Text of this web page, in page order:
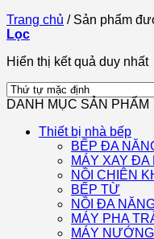
Trang chủ /Sản phẩm
Lọc
Hiển thị kết quả duy nhất
DANH MỤC SẢN PHẨM
Thiết bị nhà bếp
BẾP ĐA
MÁY XAY ĐA
NỒI CHIÊN
BẾP TỪ
NỒI ĐA
MÁY PHA
MÁY NƯỚNG